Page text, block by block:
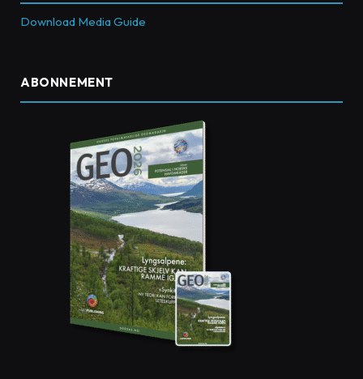
Download Media Guide
ABONNEMENT